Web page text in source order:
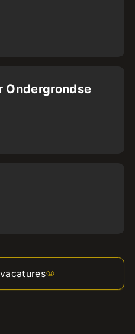
Ondergrondse